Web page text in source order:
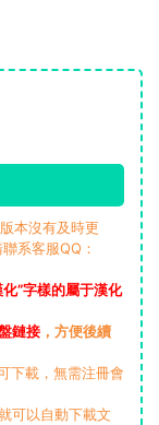
本沒有及時更
系客服QQ：
”字樣的屬于漢化
鏈接 ，方便後續
下載，無需注冊會
可以自動下載文